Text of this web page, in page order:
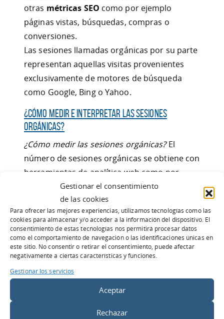
Gestionar el consentimiento
de las cookies
Para ofrecer las mejores experiencias, utilizamos tecnologías como las
cookies para almacenar y/o acceder a la información del dispositivo. El
consentimiento de estas tecnologías nos permitirá procesar datos
como el comportamiento de navegación o las identificaciones únicas en
este sitio. No consentir o retirar el consentimiento, puede afectar
negativamente a ciertas características y funciones.
Gestionar los servicios
Aceptar
Rechazar
otras métricas SEO como por ejemplo
páginas vistas, búsquedas, compras o
conversiones.
Las sesiones llamadas orgánicas por su parte
representan aquellas visitas provenientes
exclusivamente de motores de búsqueda
como Google, Bing o Yahoo.
¿Cómo medir e interpretar las sesiones
orgánicas?
¿Cómo medir las sesiones orgánicas?El
número de sesiones orgánicas se obtiene con
herramientas de analítica web como por
ejemplo Google Analytics.
¿Cómo interpretar las sesiones orgánicas?El
crecimiento del tráfico orgánico es
unamétrica SEO de rendimiento muy
importante, ya que se alinea con el objetivo
través de búsquedas en motores.